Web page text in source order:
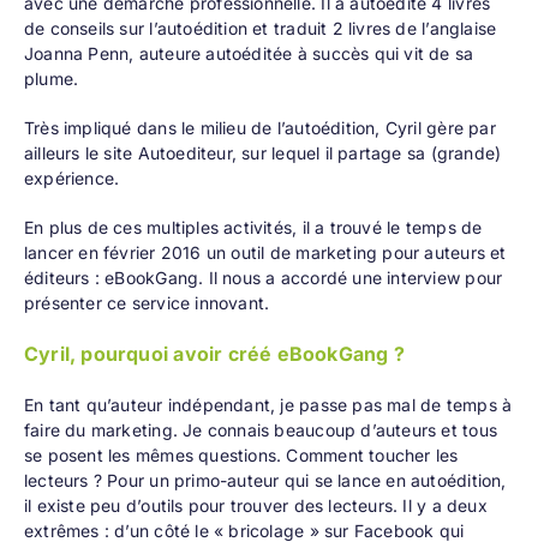
de conseils sur l’autoédition et traduit 2 livres de l’anglaise
Joanna Penn, auteure autoéditée à succès qui vit de sa
plume.
Très impliqué dans le milieu de l’autoédition, Cyril gère par
ailleurs le site Autoediteur, sur lequel il partage sa (grande)
expérience.
En plus de ces multiples activités, il a trouvé le temps de
lancer en février 2016 un outil de marketing pour auteurs et
éditeurs :eBookGang. Il nous a accordé une interview pour
présenter ce service innovant.
Cyril, pourquoi avoir créé eBookGang ?
En tant qu’auteur indépendant, je passe pas mal de temps à
faire du marketing. Je connais beaucoup d’auteurs et tous
se posent les mêmes questions. Comment toucher les
lecteurs ? Pour un primo-auteur qui se lance en autoédition,
il existe peu d’outils pour trouver des lecteurs. Il y a deux
extrêmes : d’un côté le « bricolage » sur Facebook qui